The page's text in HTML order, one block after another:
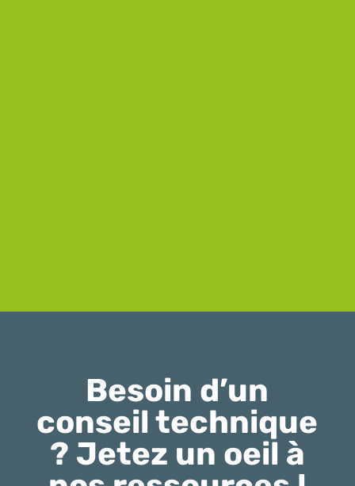
Besoin d’un
conseil technique
? Jetez un oeil à